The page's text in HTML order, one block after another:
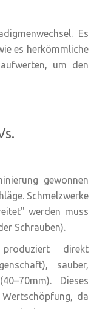
Es
es herkömmliche
um den
gewonnen
Schmelzwerke
werden muss
Schrauben).
produziert direkt
sauber,
Dieses
da